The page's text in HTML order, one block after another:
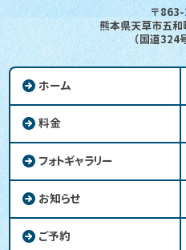
〒
熊本県天草市五
（国道324
ホーム
料金
フォトギャラリー
お知らせ
ご予約